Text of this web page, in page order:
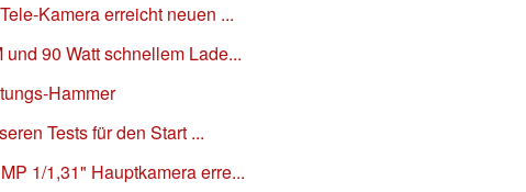
Kamera erreicht neuen ...
90 Watt schnellem Lade...
Hammer
Tests für den Start ...
1/1,31" Hauptkamera erre...